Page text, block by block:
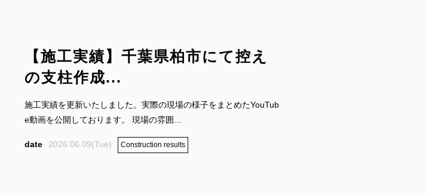
【施工実績】千葉県柏市にて控え
の支柱作成...
施工実績を更新いたしました。実際の現場の様子をまとめたYouTub
e動画を公開しております。 現場の雰囲...
2026.06.09(Tue) Construction results